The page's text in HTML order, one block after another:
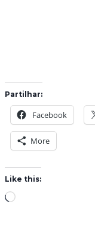
Partilhar:
Facebook
More
Like this:
L